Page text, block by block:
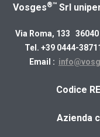
Vosges®™ Srl
Via Roma, 133
Tel. +39 0444-
Email :
​Codice
Azienda